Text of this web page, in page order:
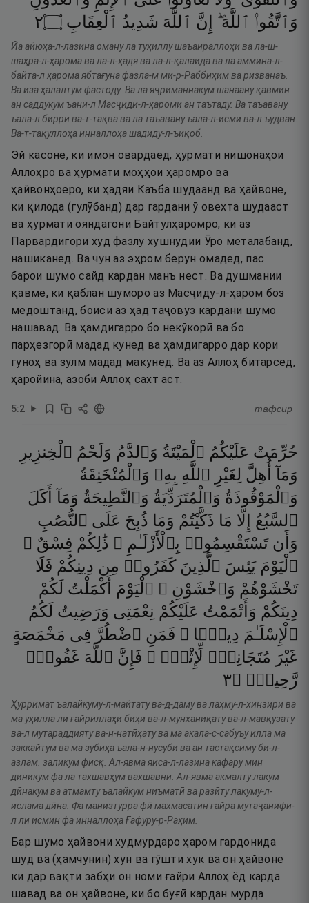
وَٱتَّقُوا۟ ٱللَّهَ ۖ إِنَّ ٱللَّهَ شَدِيدُ ٱلْعِقَابِ ۝٢
Йа айюҳа-л-лазина оману ла туҳиллу шаъаираллоҳи ва ла-ш-
шаҳра-л-ҳарома ва ла-л-ҳадя ва ла-л-қалаида ва ла аммина-л-
байта-л ҳарома ябтағуна фазла-м ми-р-Раббиҳим ва ризванаъ.
Ва иза ҳалалтум фастоду. Ва ла яҷриманнакум шанаану қавмин
ан саддукум ъани-л Масҷиди-л-ҳароми ан таътаду. Ва таъавану
ъала-л бирри ва-т-тақва ва ла таъавану ъала-л-исми ва-л ъудван.
Ва-т-тақуллоҳа инналлоҳа шадиду-л-ъиқоб.
Эй касоне, ки имон овардаед, ҳурмати нишонаҳои
Аллоҳро ва ҳурмати моҳҳои ҳаромро ва
ҳайвонҳоеро, ки ҳадяи Каъба шудаанд ва ҳайвоне,
ки қилода (гулӯбанд) дар гардани ӯ овехта шудааст
ва ҳурмати ояндагони Байтулҳаромро, ки аз
Парвардигори худ фазлу хушнудии Ӯро металабанд,
нашиканед. Ва чун аз эҳром берун омадед, пас
барои шумо сайд кардан манъ нест. Ва душмании
қавме, ки қаблан шуморо аз Масҷиду-л-ҳаром боз
медоштанд, боиси аз ҳад таҷовуз кардани шумо
нашавад. Ва ҳамдигарро бо некӯкорӣ ва бо
парҳезгорӣ мадад кунед ва ҳамдигарро дар кори
гуноҳ ва зулм мадад макунед. Ва аз Аллоҳ битарсед,
ҳаройина, азоби Аллоҳ сахт аст.
5:2 тафсир
حُرِّمَتْ عَلَيْكُمُ ٱلْمَيْتَةُ وَٱلدَّمُ وَلَحْمُ ٱلْخِنزِيرِ
وَمَآ
أُهِلَّ لِغَيْرِ ٱللَّهِ بِهِۦ وَٱلْمُنْخَنِقَةُ
وَٱلْمَوْقُوذَةُ وَٱلْمُتَرَدِّيَةُ وَٱلنَّطِيحَةُ وَمَآ أَكَلَ
ٱلسَّبُعُ
إِلَّا مَا ذَكَّيْتُمْ وَمَا ذُبِحَ عَلَى ٱلنُّصُبِ
وَأَن تَسْتَقْسِمُوا۟ بِٱلْأَزْلَـٰمِ ۚ ذَٰلِكُمْ فِسْقٌ ۗ
ٱلْيَوْمَ يَئِسَ ٱلَّذِينَ كَفَرُوا۟ مِن دِينِكُمْ فَلَا
تَخْشَوْهُمْ وَٱخْشَوْنِ ۚ ٱلْيَوْمَ أَكْمَلْتُ لَكُمْ
دِينَكُمْ وَأَتْمَمْتُ عَلَيْكُمْ نِعْمَتِى وَرَضِيتُ لَكُمُ
ٱلْإِسْلَـٰمَ دِينًۭا ۚ فَمَنِ ٱضْطُرَّ فِى مَخْمَصَةٍ
غَيْرَ مُتَجَانِفٍۢ لِّإِثْمٍۢ ۙ فَإِنَّ ٱللَّهَ غَفُورٌۭ
رَّحِيمٌۭ ۝٣
Ҳурримат ъалайкуму-л-майтату ва-д-даму ва лаҳму-л-хинзири ва
ма уҳилла ли ғайриллаҳи биҳи ва-л-мунханиқату ва-л-мавқузату
ва-л мутараддияту ва-н-натӣҳату ва ма акала-с-сабуъу илла ма
заккайтум ва ма зубиҳа ъала-н-нусуби ва ан тастақсиму би-л-
азлам. заликум фисқ. Ал-явма яиса-л-лазина кафару мин
диникум фа ла тахшавҳум вахшавни. Ал-явма акмалту лакум
дӣнакум ва атмамту ъалайкум ниъматӣ ва разӣту лакуму-л-
ислама дӣна. Фа манизтурра фӣ махмасатин ғайра мутаҷанифи-
л ли исмин фа инналлоҳа Ғафуру-р-Раҳим.
Бар шумо ҳайвони худмурдаро ҳаром гардонида
шуд ва (ҳамчунин) хун ва гӯшти хук ва он ҳайвоне
ки дар вақти забҳи он номи ғайри Аллоҳ ёд карда
шавад ва он ҳайвоне, ки бо буғӣ кардан мурда